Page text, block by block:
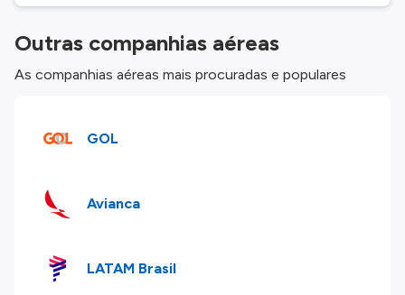
Outras companhias aéreas
As companhias aéreas mais procuradas e populares
GOL
Avianca
LATAM Brasil